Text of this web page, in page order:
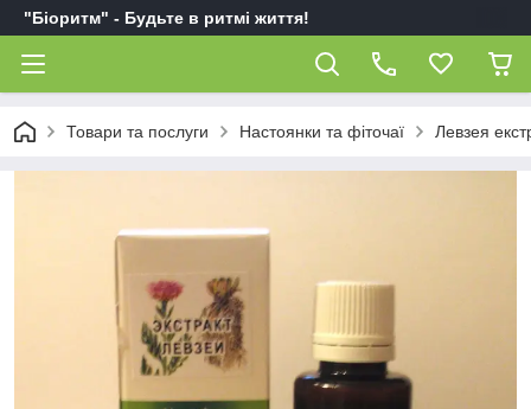
"Біоритм" - Будьте в ритмі життя!
Товари та послуги Настоянки та фіточаї Левзея